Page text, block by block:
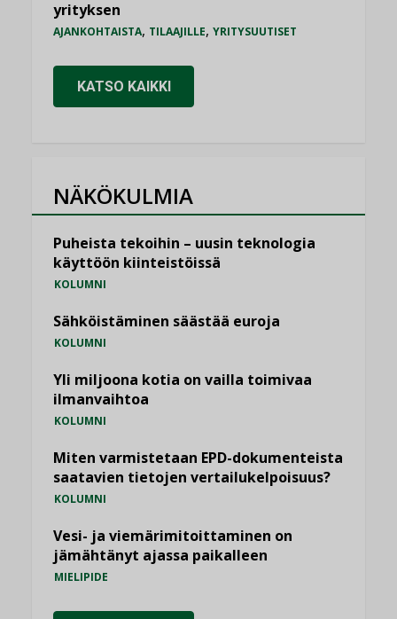
yrityksen
AJANKOHTAISTA, TILAAJILLE, YRITYSUUTISET
KATSO KAIKKI
NÄKÖKULMIA
Puheista tekoihin – uusin teknologia
käyttöön kiinteistöissä
KOLUMNI
Sähköistäminen säästää euroja
KOLUMNI
Yli miljoona kotia on vailla toimivaa
ilmanvaihtoa
KOLUMNI
Miten varmistetaan EPD-dokumenteista
saatavien tietojen vertailukelpoisuus?
KOLUMNI
Vesi- ja viemärimitoittaminen on
jämähtänyt ajassa paikalleen
MIELIPIDE